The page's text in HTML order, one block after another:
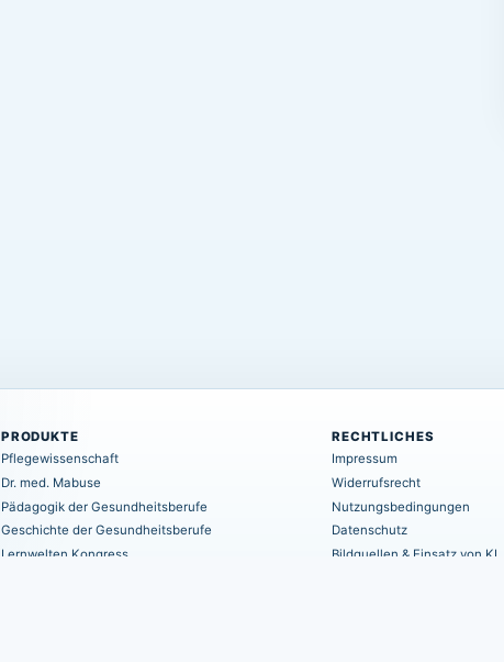
PRODUKTE
Pflegewissenschaft
Dr. med. Mabuse
Pädagogik der Gesundheitsberufe
Geschichte der Gesundheitsberufe
Lernwelten Kongress
RECHTLICHES
Impressum
Widerrufsrecht
Nutzungsbedingungen
Datenschutz
Bildquellen & Einsatz von KI